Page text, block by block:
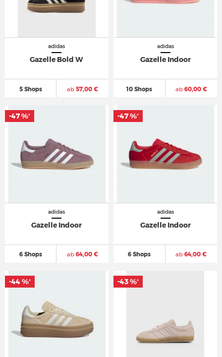
adidas
Gazelle Bold W
5 Shops ab57,00 €
adidas
Gazelle Indoor
10 Shops ab60,00 €
adidas
Gazelle Indoor
6 Shops ab64,00 €
-47 %*
adidas
Gazelle Indoor
6 Shops ab 64,00 €
-47 %*
-44 %* -43 %*